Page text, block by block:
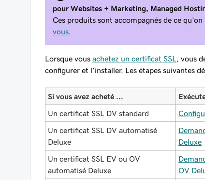
pour Websites + Marketing, Managed
Ces produits sont accompagnés de ce
vous
Lorsque vous achetez un certificat SSL
, vous
configurer et l’installer. Les étapes suivantes
Si vous avez acheté ...
Un certificat SSL DV standard
Un certificat SSL DV automatisé
Deluxe
Deluxe
Un certificat SSL EV ou OV
automatisé Deluxe
OV